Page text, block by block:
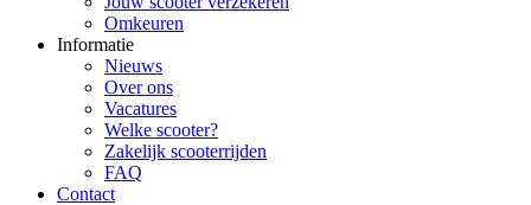
Omkeuren
Informatie
Nieuws
Over ons
Vacatures
Welke scooter?
Zakelijk scooterrijden
FAQ
Contact